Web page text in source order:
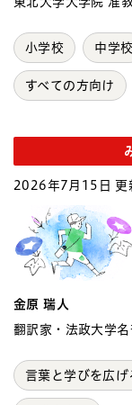
小学校 中学校
すべての方向け
2026年7月15日 更
金原 瑞人
翻訳家・法政大学名
言葉と学びを広げ